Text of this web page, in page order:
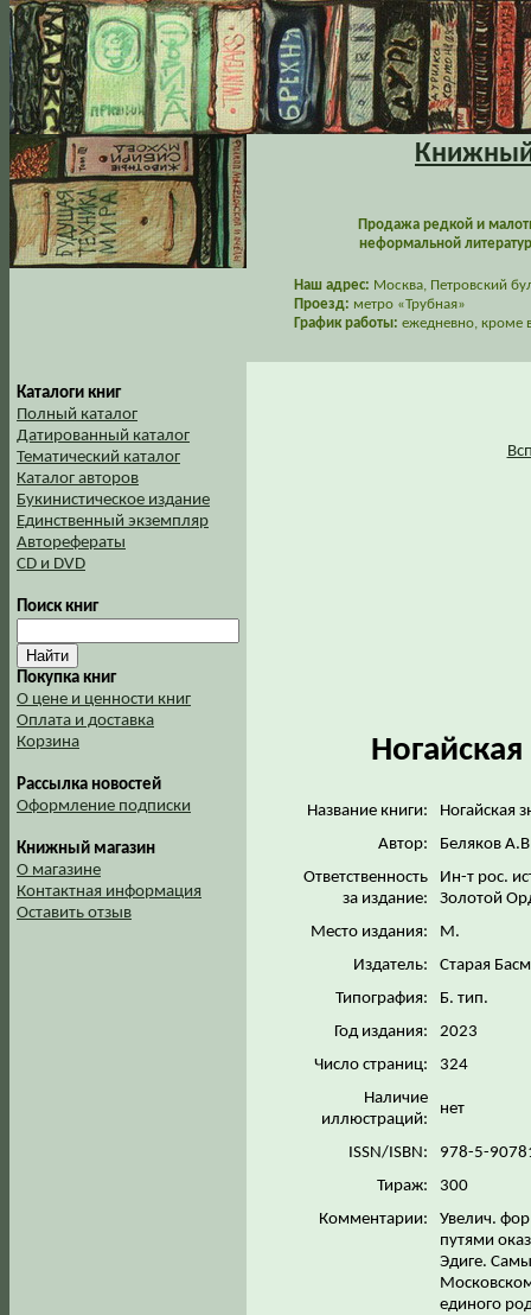
Книжный
Продажа редкой и
неформальной
Наш адрес: Москва, Петровский
Проезд: метро «Трубная»
График работы: ежедневно, кроме
Каталоги книг
Полный каталог
Датированный каталог
Тематический каталог
Каталог авторов
Букинистическое издание
Единственный экземпляр
Авторефераты
CD и DVD
Поиск книг
Покупка книг
О цене и ценности книг
Оплата и доставка
Корзина
Рассылка новостей
Оформление подписки
Книжный магазин
О магазине
Контактная информация
Оставить отзыв
Название книги:
Ногайская
Автор:
Беляков
Ответственность
за издание:
Ин-т рос.
Золотой
Место издания:
М.
Издатель:
Старая
Типография:
Б. тип.
Год издания:
2023
Число страниц:
324
Наличие
иллюстраций:
нет
ISSN/ISBN:
978-5-
Тираж:
300
Комментарии:
Увелич.
путями
Эдиге.
единого